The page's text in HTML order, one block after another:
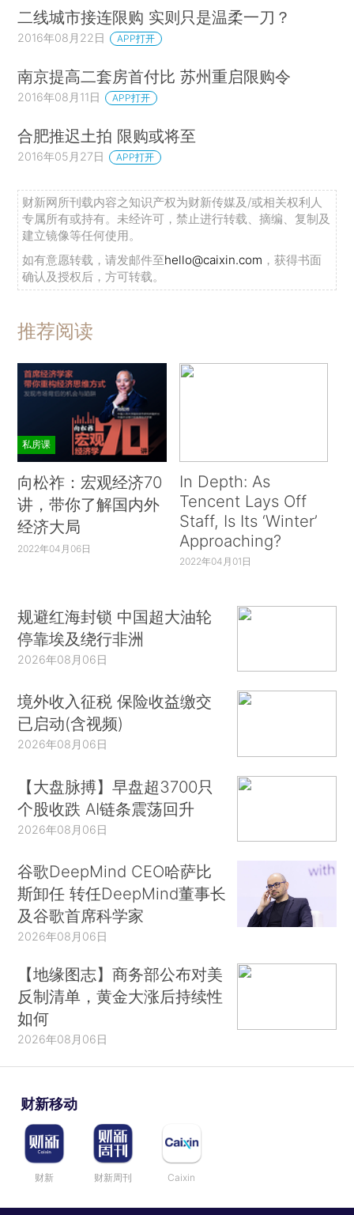
二线城市接连限购 实则只是温柔一刀？
2016年08月22日 APP打开
南京提高二套房首付比 苏州重启限购令
2016年08月11日 APP打开
合肥推迟土拍 限购或将至
2016年05月27日 APP打开
财新网所刊载内容之知识产权为财新传媒及/或相关权利人
专属所有或持有。未经许可，禁止进行转载、摘编、复制及
建立镜像等任何使用。
如有意愿转载，请发邮件至hello@caixin.com ，获得书面
确认及授权后，方可转载。
推荐阅读
私房课
向松祚：宏观经济70
讲，带你了解国内外
经济大局
2022年04月06日
In Depth: As
Tencent Lays Off
Staff, Is Its ‘Winter’
Approaching?
2022年04月01日
规避红海封锁 中国超大油轮
停靠埃及绕行非洲
2026年08月06日
境外收入征税 保险收益缴交
已启动(含视频)
2026年08月06日
【大盘脉搏】早盘超3700只
个股收跌 AI链条震荡回升
2026年08月06日
谷歌DeepMind CEO哈萨比
斯卸任 转任DeepMind董事长
及谷歌首席科学家
2026年08月06日
【地缘图志】商务部公布对美
反制清单，黄金大涨后持续性
如何
2026年08月06日
财新移动
财新 财新周刊 Caixin